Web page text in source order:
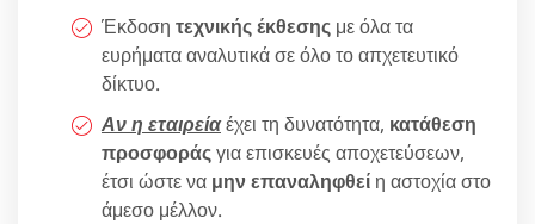
Έκδοση τεχνικής έκθεσης με όλα τα
ευρήματα αναλυτικά σε όλο το απχετευτικό
δίκτυο.
Αν η εταιρείαέχει τη δυνατότητα, κατάθεση
προσφοράςγια επισκευές αποχετεύσεων,
έτσι ώστε να μην επαναληφθεί η αστοχία στο
άμεσο μέλλον.